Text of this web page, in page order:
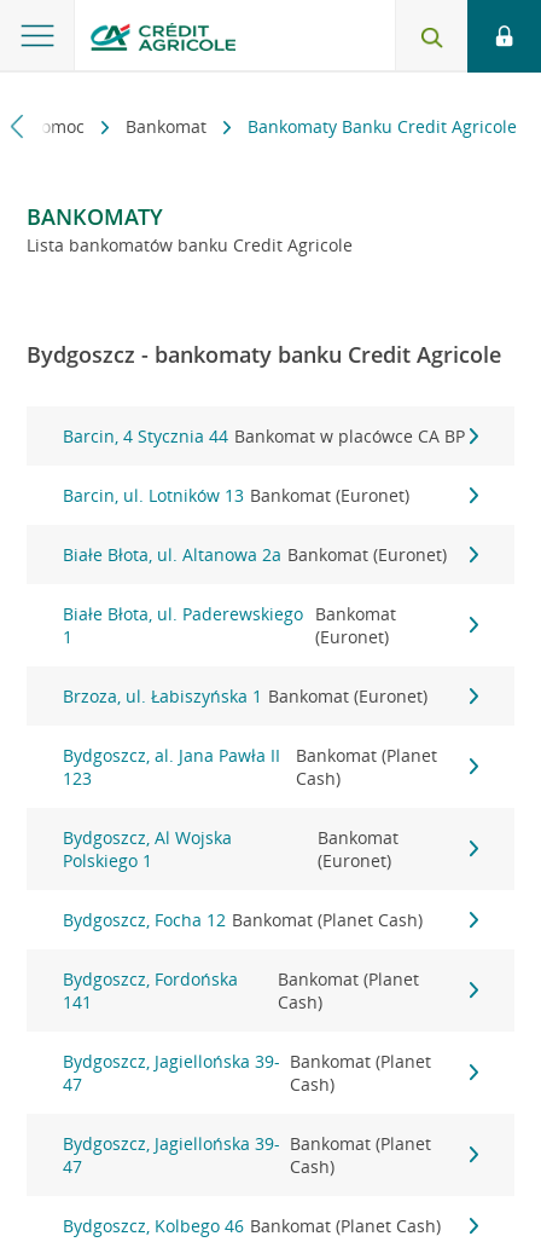
i pomoc Bankomat Bankomaty Banku Credit Agricole
BANKOMATY
Lista bankomatów banku Credit Agricole
Bydgoszcz - bankomaty banku Credit Agricole
Barcin, 4 Stycznia 44 Bankomat w placówce CA BP
Barcin, ul. Lotników 13 Bankomat (Euronet)
Białe Błota, ul. Altanowa 2a Bankomat (Euronet)
Białe Błota, ul. Paderewskiego
1
Bankomat
(Euronet)
Brzoza, ul. Łabiszyńska 1 Bankomat (Euronet)
Bydgoszcz, al. Jana Pawła II
123
Bankomat (Planet
Cash)
Bydgoszcz, Al Wojska
Polskiego 1
Bankomat
(Euronet)
Bydgoszcz, Focha 12 Bankomat (Planet Cash)
Bydgoszcz, Fordońska
141
Bankomat (Planet
Cash)
Bydgoszcz, Jagiellońska 39-
47
Bankomat (Planet
Cash)
Bydgoszcz, Jagiellońska 39-
47
Bankomat (Planet
Cash)
Bydgoszcz, Kolbego 46 Bankomat (Planet Cash)